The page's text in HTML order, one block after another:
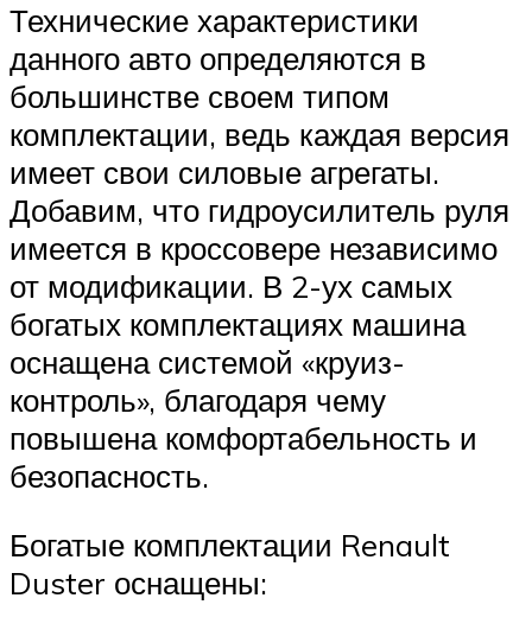
Технические характеристики
данного авто определяются в
большинстве своем типом
комплектации, ведь каждая версия
имеет свои силовые агрегаты.
Добавим, что гидроусилитель руля
имеется в кроссовере независимо
от модификации. В 2-ух самых
богатых комплектациях машина
оснащена системой «круиз-
контроль», благодаря чему
повышена комфортабельность и
безопасность.
Богатые комплектации Renault
Duster оснащены: